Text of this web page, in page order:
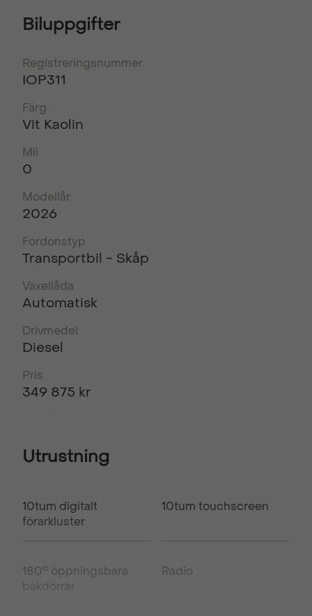
Biluppgifter
Registreringsnummer
IOP311
Färg
Vit Kaolin
Mil
0
Modellår
2026
Fordonstyp
Transportbil - Skåp
Växellåda
Automatisk
Drivmedel
Diesel
Pris
349 875 kr
Utrustning
10tum digitalt
förarkluster
10tum touchscreen
180° öppningsbara
bakdörrar
Radio